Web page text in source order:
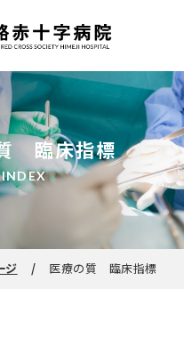
臨床指標
ジ 医療の質 臨床指標